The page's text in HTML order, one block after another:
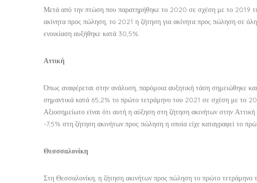
Μετά από την πτώση που παρατηρήθηκε το 2020 σε σχέση με το 2019
ακίνητα προς πώληση, το 2021 η ζήτηση για ακίνητα προς πώληση σε
ενοικίαση αυξήθηκε κατά 30,5%.
Αττική
Όπως αναφέρεται στην ανάλυση, παρόμοια αυξητική τάση σημειώθηκε
σημαντικά κατά 65,2% το πρώτο τετράμηνο του 2021 σε σχέση με το
Αξιοσημείωτο είναι ότι αυτή η αύξηση στη ζήτηση ακινήτων στην
-7,5% στη ζήτηση ακινήτων προς πώληση η οποία είχε καταγραφεί το
Θεσσσαλονίκη
Στη Θεσσαλονίκη, η ζήτηση ακινήτων προς πώληση το πρώτο